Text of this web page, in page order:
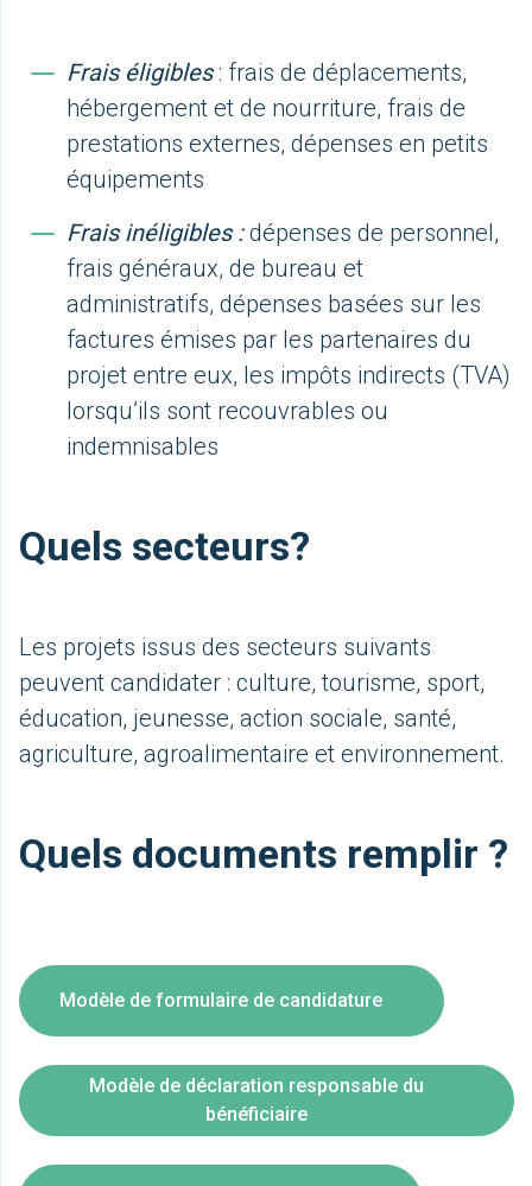
Frais éligibles: frais de déplacements,
hébergement et de nourriture, frais de
prestations externes, dépenses en petits
équipements
Frais inéligibles :dépenses de personnel,
frais généraux, de bureau et
administratifs, dépenses basées sur les
factures émises par les partenaires du
projet entre eux, les impôts indirects (TVA)
lorsqu’ils sont recouvrables ou
indemnisables
Quels secteurs?
Les projets issus des secteurs suivants
peuvent candidater : culture, tourisme, sport,
éducation, jeunesse, action sociale, santé,
agriculture, agroalimentaire et environnement.
Quels documents remplir ?
Modèle de formulaire de candidature
Modèle de déclaration responsable du
bénéficiaire